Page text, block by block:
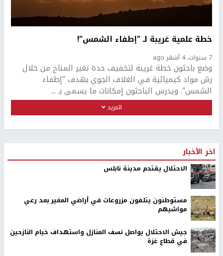
خطة علمية غريبة لـ "إطفاء الشمس"!
7 سنوات، 4 أشهر ago
وضع باحثون خطة غريبة لتخفيف حدة تغير المناخ من خلال
رش مواد كيميائية في الغلاف الجوي بهدف "إطفاء
الشمس". ويدرس الباحثون إمكانات ما يسمى بـ ...
المزيد
اخر الأخبار
الاحتلال يقتحم مدينة نابلس
مستوطنون يتلفون مزروعات في أراضي المغير بعد رعي
مواشيهم
جيش الاحتلال يواصل نسف المنازل واستهداف خيام النازحين
في قطاع غزة